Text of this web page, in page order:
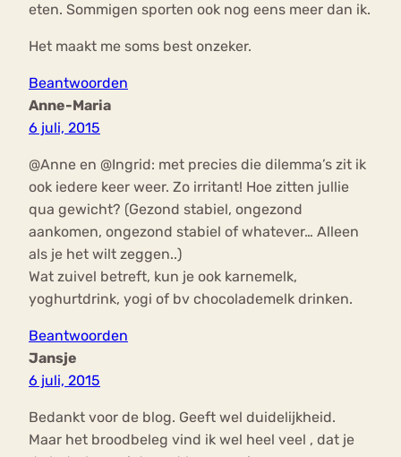
eten. Sommigen sporten ook nog eens meer dan ik.
Het maakt me soms best onzeker.
Beantwoorden
Anne-Maria
6 juli, 2015
@Anne en @Ingrid: met precies die dilemma’s zit ik
ook iedere keer weer. Zo irritant! Hoe zitten jullie
qua gewicht? (Gezond stabiel, ongezond
aankomen, ongezond stabiel of whatever… Alleen
als je het wilt zeggen..)
Wat zuivel betreft, kun je ook karnemelk,
yoghurtdrink, yogi of bv chocolademelk drinken.
Beantwoorden
Jansje
6 juli, 2015
Bedankt voor de blog. Geeft wel duidelijkheid.
Maar het broodbeleg vind ik wel heel veel , dat je